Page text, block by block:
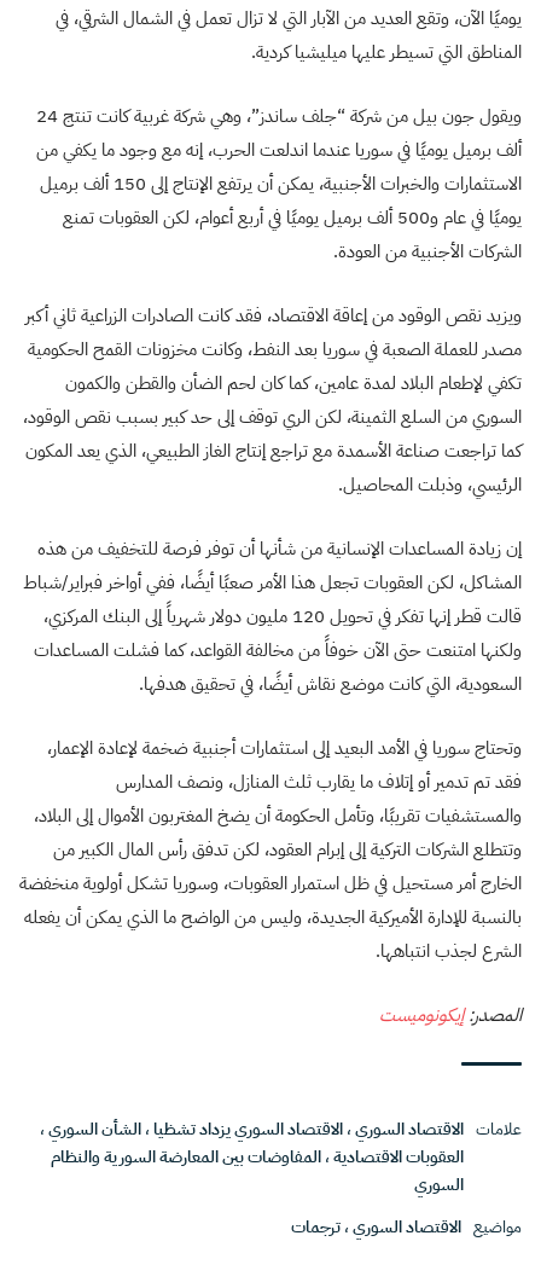
يوميًا الآن، وتقع العديد من الآبار التي لا تزال تعمل في الشمال الشرقي، في
المناطق التي تسيطر عليها ميليشيا كردية.
ويقول جون بيل من شركة “جلف ساندز”، وهي شركة غربية كانت تنتج 24
ألف برميل يوميًا في سوريا عندما اندلعت الحرب، إنه مع وجود ما يكفي من
الاستثمارات والخبرات الأجنبية، يمكن أن يرتفع الإنتاج إلى 150 ألف برميل
يوميًا في عام و500 ألف برميل يوميًا في أربع أعوام، لكن العقوبات تمنع
الشركات الأجنبية من العودة.
ويزيد نقص الوقود من إعاقة الاقتصاد، فقد كانت الصادرات الزراعية ثاني أكبر
مصدر للعملة الصعبة في سوريا بعد النفط، وكانت مخزونات القمح الحكومية
تكفي لإطعام البلاد لمدة عامين، كما كان لحم الضأن والقطن والكمون
السوري من السلع الثمينة، لكن الري توقف إلى حد كبير بسبب نقص الوقود،
كما تراجعت صناعة الأسمدة مع تراجع إنتاج الغاز الطبيعي، الذي يعد المكون
الرئيسي، وذبلت المحاصيل.
إن زيادة المساعدات الإنسانية من شأنها أن توفر فرصة للتخفيف من هذه
المشاكل، لكن العقوبات تجعل هذا الأمر صعبًا أيضًا، ففي أواخر فبراير/شباط
قالت قطر إنها تفكر في تحويل 120 مليون دولار شهرياً إلى البنك المركزي،
ولكنها امتنعت حتى الآن خوفاً من مخالفة القواعد، كما فشلت المساعدات
السعودية، التي كانت موضع نقاش أيضًا، في تحقيق هدفها.
وتحتاج سوريا في الأمد البعيد إلى استثمارات أجنبية ضخمة لإعادة الإعمار،
فقد تم تدمير أو إتلاف ما يقارب ثلث المنازل، ونصف المدارس
والمستشفيات تقريبًا، وتأمل الحكومة أن يضخ المغتربون الأموال إلى البلاد،
وتتطلع الشركات التركية إلى إبرام العقود، لكن تدفق رأس المال الكبير من
الخارج أمر مستحيل في ظل استمرار العقوبات، وسوريا تشكل أولوية منخفضة
بالنسبة للإدارة الأميركية الجديدة، وليس من الواضح ما الذي يمكن أن يفعله
الشرع لجذب انتباهها.
المصدر:إيكونوميست
علامات الاقتصاد السوري،الاقتصاد السوري يزداد تشظيا،الشأن السوري،
العقوبات الاقتصادية،المفاوضات بين المعارضة السورية والنظام
السوري
مواضيع الاقتصاد السوري،ترجمات